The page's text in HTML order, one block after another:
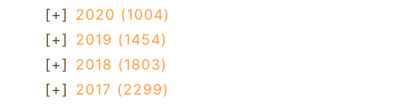
[+] 2020 (1004)
[+] 2019 (1454)
[+] 2018 (1803)
[+] 2017 (2299)